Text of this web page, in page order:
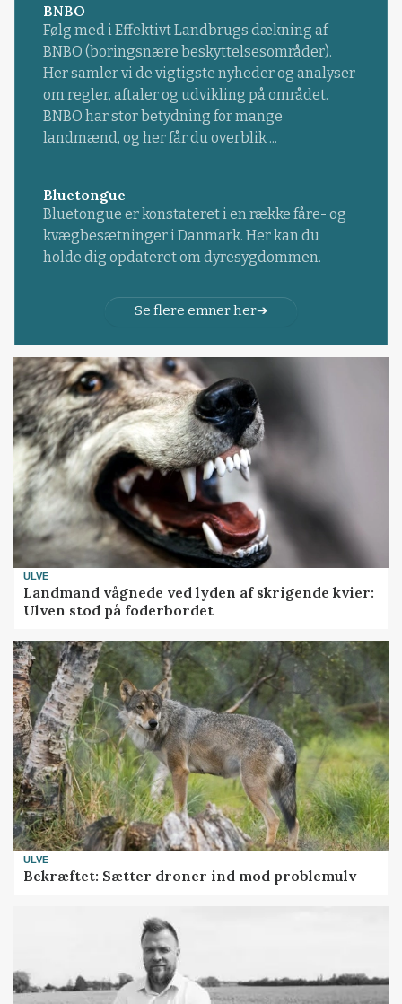
BNBO
Følg med i Effektivt Landbrugs dækning af
BNBO (boringsnære beskyttelsesområder).
Her samler vi de vigtigste nyheder og analyser
om regler, aftaler og udvikling på området.
BNBO har stor betydning for mange
landmænd, og her får du overblik ...
Bluetongue
Bluetongue er konstateret i en række fåre- og
kvægbesætninger i Danmark. Her kan du
holde dig opdateret om dyresygdommen.
Se flere emner her
ULVE
Landmand vågnede ved lyden af skrigende kvier:
Ulven stod på foderbordet
ULVE
Bekræftet: Sætter droner ind mod problemulv